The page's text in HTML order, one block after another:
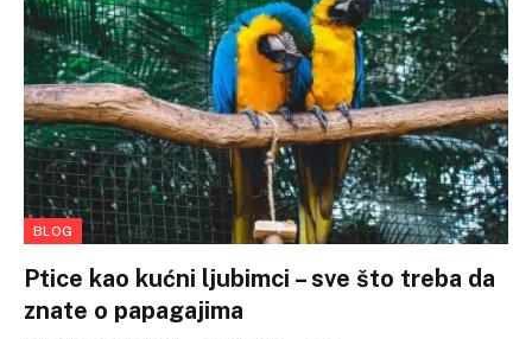
BLOG
Ptice kao kućni ljubimci – sve što treba da
znate o papagajima